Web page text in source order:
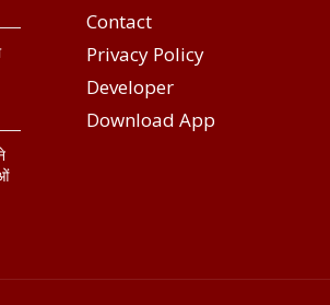
Contact
Privacy Policy
Developer
Download App